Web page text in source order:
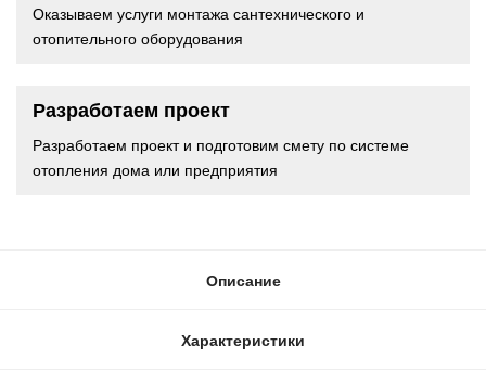
Оказываем услуги монтажа сантехнического и
отопительного оборудования
Разработаем проект
Разработаем проект и подготовим смету по системе
отопления дома или предприятия
Описание
Характеристики